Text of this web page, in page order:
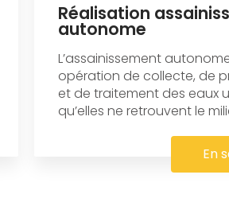
Réalisation
autonome
L’assainissement
opération de collecte, de
et de traitement des eaux
qu’elles ne retrouvent le
En